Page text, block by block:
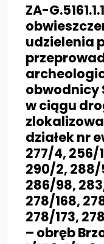
ZA-
udzielenia
obwodnicy
w ciągu
działek nr
277/4, 256/
290/2,
286/98,
278/168,
278/173,
– obręb